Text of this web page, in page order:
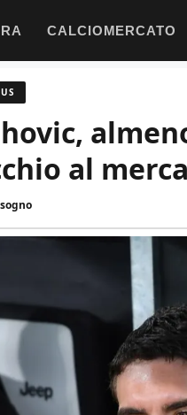
CALCIOMERCATO
al